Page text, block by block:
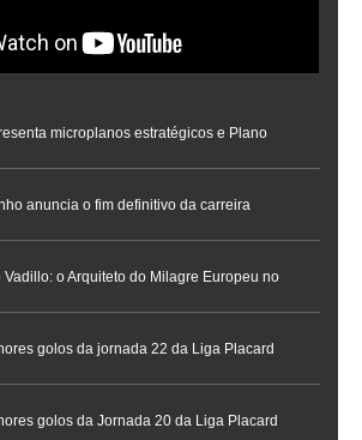
microplanos estratégicos e Plano
de Arbitragem
anuncia o fim definitivo da carreira
em conferência histórica na Cidade do
Vadillo: o Arquiteto do Milagre Europeu no
golos da jornada 22 da Liga Placard
golos da Jornada 20 da Liga Placard